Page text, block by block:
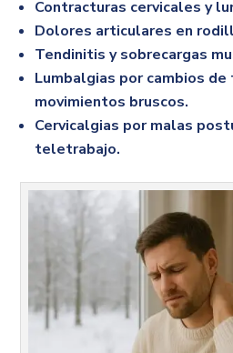
Contracturas cervicales y
Dolores articulares en
Tendinitis y sobrecargas
Lumbalgias por cambios
movimientos bruscos.
Cervicalgias por malas
teletrabajo.